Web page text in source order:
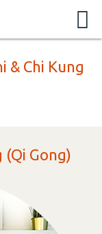
& Chi Kung
(Qi Gong)